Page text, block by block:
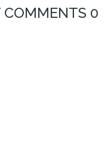
COMMENTS 0